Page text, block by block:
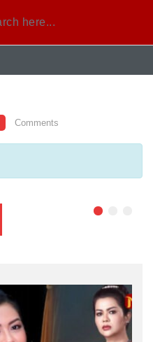
Comments